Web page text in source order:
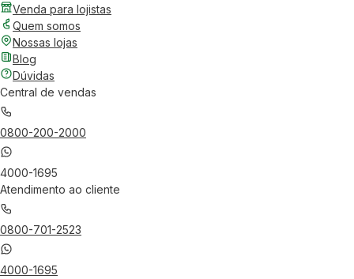
Venda para lojistas
Quem somos
Nossas lojas
Blog
Dúvidas
Central de vendas
0800-200-2000
4000-1695
Atendimento ao cliente
0800-701-2523
4000-1695